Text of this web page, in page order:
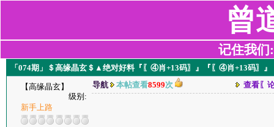
曾
记住我们
「074期」＄高缘晶玄＄▲绝对好料『〖④肖+13码〗』『〖④肖+13码〗』
【高缘晶玄】
级别:
新手上路
导航 本帖查看8599次 查看〖